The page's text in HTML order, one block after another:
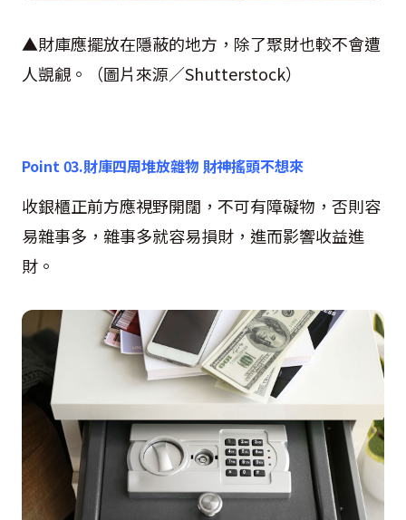
▲財庫應擺放在隱蔽的地方，除了聚財也較不會遭
人覬覦。（圖片來源／Shutterstock）
Point 03.財庫四周堆放雜物 財神搖頭不想來
收銀櫃正前方應視野開闊，不可有障礙物，否則容
易雜事多，雜事多就容易損財，進而影響收益進
財。